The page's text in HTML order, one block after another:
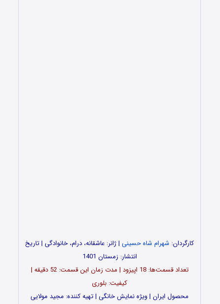
کارگردان: شهرام شاه حسینی | ژانر: عاشقانه، درام، خانوادگی | تاریخ
انتشار: زمستان 1401
تعداد قسمت‌ها: 18 اپیزود | مدت زمان این قسمت: 52 دقیقه |
کیفیت: بلوری
محصول ایران | ویژه نمایش خانگی | تهیه کننده: مجید مولایی